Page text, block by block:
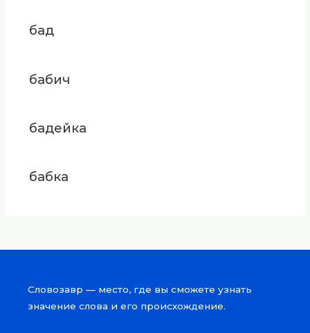
бад
бабич
бадейка
бабка
Словозавр — место, где вы сможете узнать
значение слова и его происхождение.